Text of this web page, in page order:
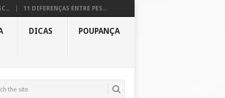
11 DIFERENÇAS ENTRE PES...
DICAS POUPANÇA